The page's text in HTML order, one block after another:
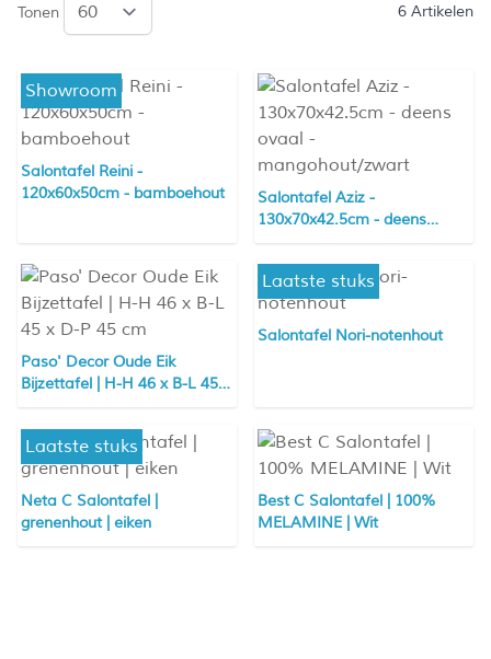
Tonen 6 Artikelen
Showroom
Salontafel Reini -
120x60x50cm - bamboehout
Salontafel Aziz -
130x70x42.5cm - deens
Paso' Decor Oude Eik
Bijzettafel | H-H 46 x B-L 45 x
Laatste stuks
Salontafel Nori-notenhout
Laatste stuks
Neta C Salontafel |
grenenhout | eiken
Best C Salontafel | 100%
MELAMINE | Wit